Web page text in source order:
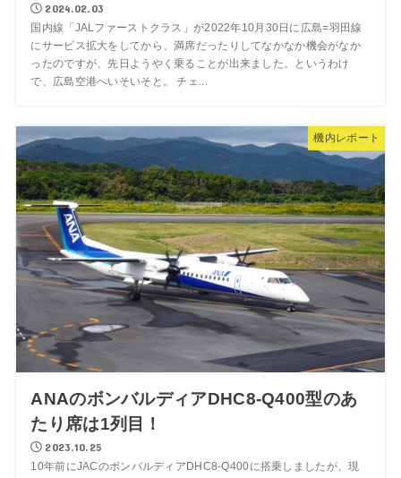
2024.02.03
国内線「JALファーストクラス」が2022年10月30日に広島=羽田線
にサービス拡大をしてから、満席だったりしてなかなか機会がなか
ったのですが、先日ようやく乗ることが出来ました。というわけ
で、広島空港へいそいそと。 チェ...
機内レポート
ANAのボンバルディアDHC8-Q400型のあ
たり席は1列目！
2023.10.25
10年前にJACのボンバルディアDHC8-Q400に搭乗しましたが、現